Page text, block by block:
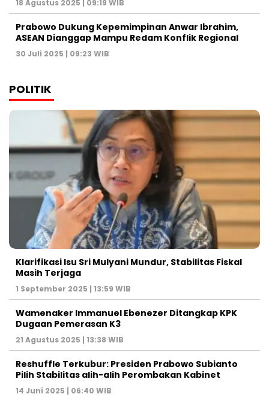
18 Agustus 2025 | 09:19 WIB
Prabowo Dukung Kepemimpinan Anwar Ibrahim,
ASEAN Dianggap Mampu Redam Konflik Regional
30 Juli 2025 | 09:23 WIB
POLITIK
Klarifikasi Isu Sri Mulyani Mundur, Stabilitas Fiskal
Masih Terjaga
1 September 2025 | 13:59 WIB
Wamenaker Immanuel Ebenezer Ditangkap KPK
Dugaan Pemerasan K3
21 Agustus 2025 | 13:38 WIB
Reshuffle Terkubur: Presiden Prabowo Subianto
Pilih Stabilitas alih-alih Perombakan Kabinet
14 Juni 2025 | 06:40 WIB